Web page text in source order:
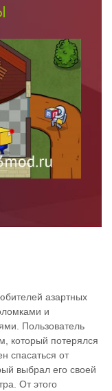
азартных
и
Пользователь
который потерялся
спасаться от
выбрал его своей
От этого